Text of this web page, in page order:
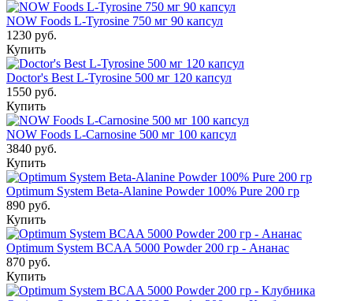
NOW Foods L-Tyrosine 750 мг 90 капсул
1230 руб.
Купить
Doctor's Best L-Tyrosine 500 мг 120 капсул
1550 руб.
Купить
NOW Foods L-Carnosine 500 мг 100 капсул
3840 руб.
Купить
Optimum System Beta-Alanine Powder 100% Pure 200 гр
890 руб.
Купить
Optimum System BCAA 5000 Powder 200 гр - Ананас
870 руб.
Купить